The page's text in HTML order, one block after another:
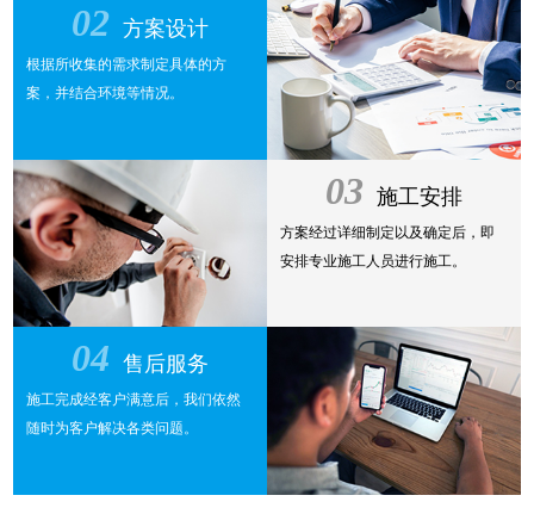
02 方案设计
根据所收集的需求制定具体的方
案，并结合环境等情况。
03 施工安排
方案经过详细制定以及确定后，即
安排专业施工人员进行施工。
04 售后服务
施工完成经客户满意后，我们依然
随时为客户解决各类问题。